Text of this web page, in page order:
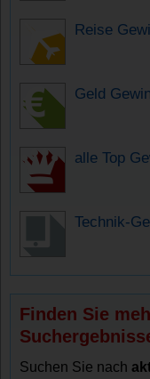
Reise
Geld
alle Top
Technik-
Finden Sie
Suchen Sie nach